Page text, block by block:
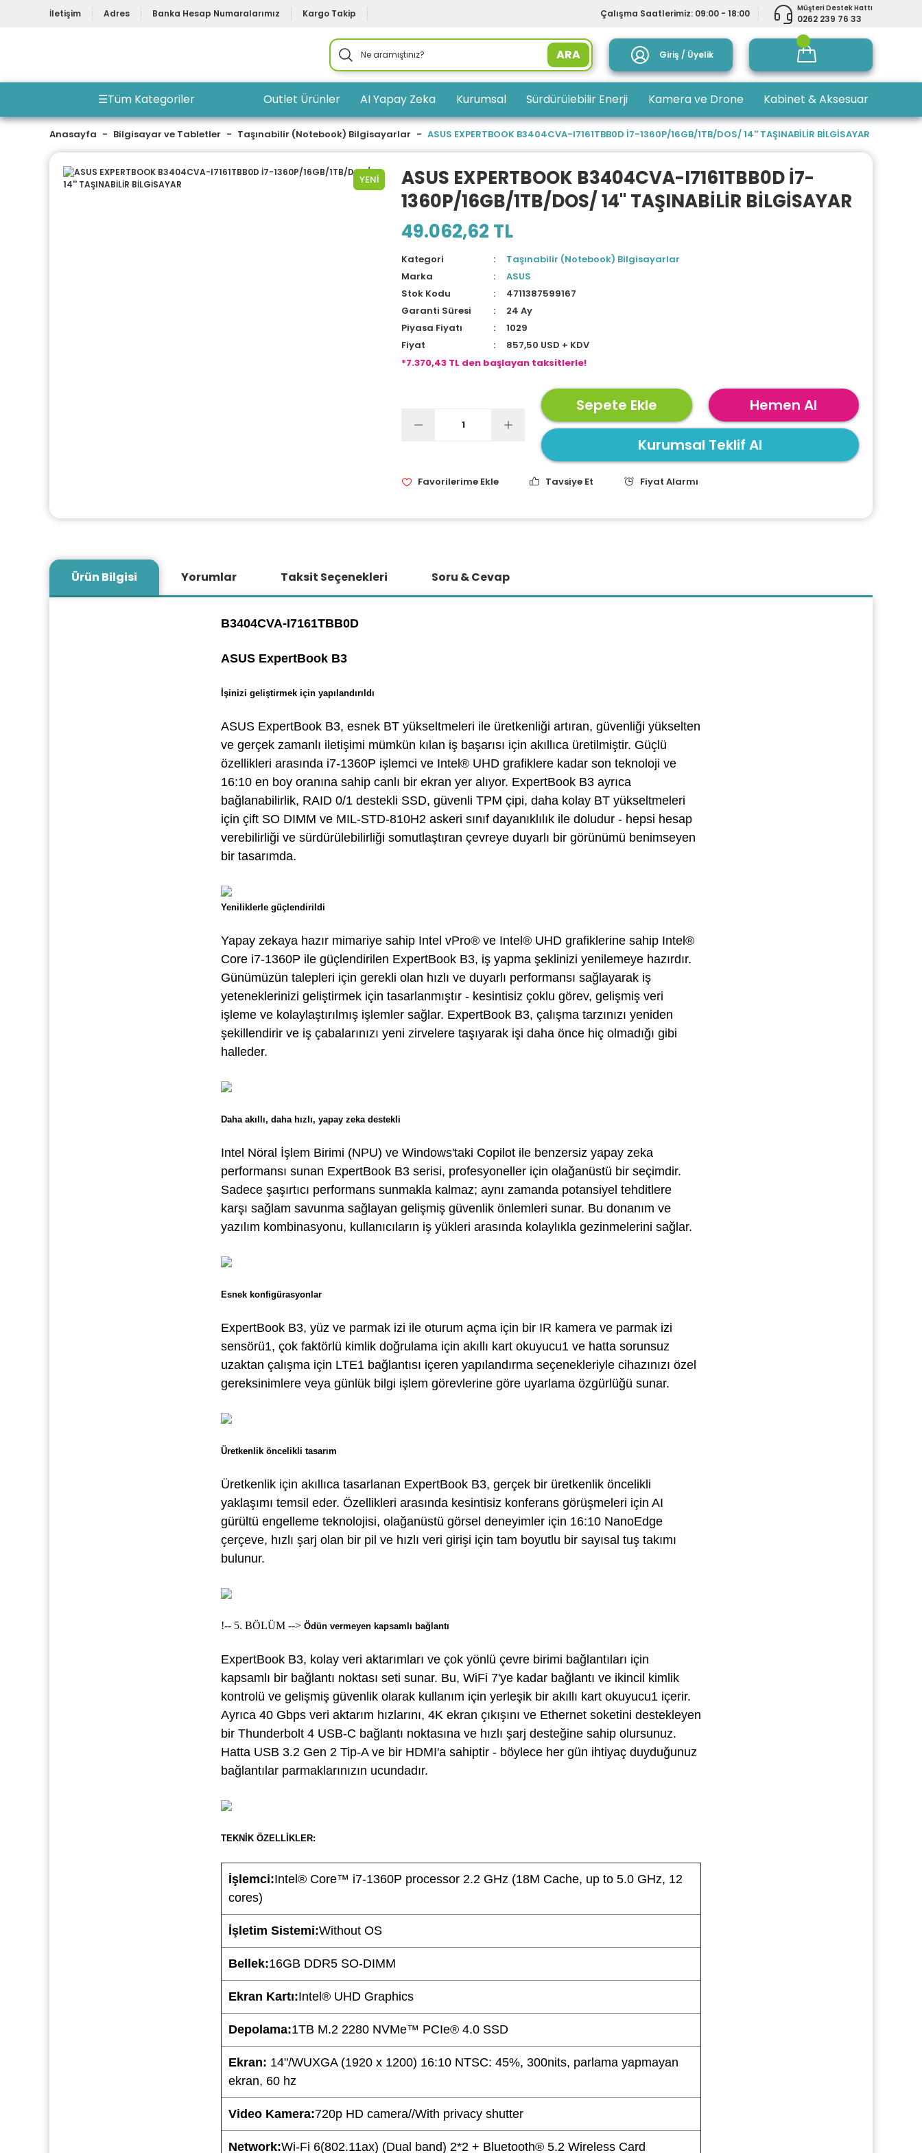
İletişim Adres Banka Hesap Numaralarımız Kargo Takip Çalışma Saatlerimiz: 09:00 - 18:00 Müşteri Destek Hattı
0262 239 76 33
ARA Giriş / Üyelik
☰Tüm Kategoriler Outlet Ürünler AI Yapay Zeka Kurumsal Sürdürülebilir Enerji Kamera ve Drone Kabinet & Aksesuar
Anasayfa Bilgisayar ve Tabletler Taşınabilir (Notebook) Bilgisayarlar ASUS EXPERTBOOK B3404CVA-I7161TBB0D İ7-1360P/16GB/1TB/DOS/ 14'' TAŞINABİLİR BİLGİSAYAR
YENİ
ASUS EXPERTBOOK B3404CVA-I7161TBB0D İ7-
1360P/16GB/1TB/DOS/ 14'' TAŞINABİLİR BİLGİSAYAR
49.062,62 TL
Kategori
Taşınabilir (Notebook) Bilgisayarlar
Marka
ASUS
Stok Kodu
4711387599167
Garanti Süresi
24 Ay
Piyasa Fiyatı
1029
Fiyat
857,50 USD + KDV
*7.370,43 TL den başlayan taksitlerle!
Sepete Ekle Hemen Al
Kurumsal Teklif Al
Tavsiye Et Fiyat Alarmı
Ürün Bilgisi Yorumlar Taksit Seçenekleri Soru & Cevap
B3404CVA-I7161TBB0D
ASUS ExpertBook B3
İşinizi geliştirmek için yapılandırıldı
ASUS ExpertBook B3, esnek BT yükseltmeleri ile üretkenliği artıran, güvenliği yükselten
ve gerçek zamanlı iletişimi mümkün kılan iş başarısı için akıllıca üretilmiştir. Güçlü
özellikleri arasında i7-1360P işlemci ve Intel® UHD grafiklere kadar son teknoloji ve
16:10 en boy oranına sahip canlı bir ekran yer alıyor. ExpertBook B3 ayrıca
bağlanabilirlik, RAID 0/1 destekli SSD, güvenli TPM çipi, daha kolay BT yükseltmeleri
için çift SO DIMM ve MIL-STD-810H2 askeri sınıf dayanıklılık ile doludur - hepsi hesap
verebilirliği ve sürdürülebilirliği somutlaştıran çevreye duyarlı bir görünümü benimseyen
bir tasarımda.
Yeniliklerle güçlendirildi
Yapay zekaya hazır mimariye sahip Intel vPro® ve Intel® UHD grafiklerine sahip Intel®
Core i7-1360P ile güçlendirilen ExpertBook B3, iş yapma şeklinizi yenilemeye hazırdır.
Günümüzün talepleri için gerekli olan hızlı ve duyarlı performansı sağlayarak iş
yeteneklerinizi geliştirmek için tasarlanmıştır - kesintisiz çoklu görev, gelişmiş veri
işleme ve kolaylaştırılmış işlemler sağlar. ExpertBook B3, çalışma tarzınızı yeniden
şekillendirir ve iş çabalarınızı yeni zirvelere taşıyarak işi daha önce hiç olmadığı gibi
halleder.
Daha akıllı, daha hızlı, yapay zeka destekli
Intel Nöral İşlem Birimi (NPU) ve Windows'taki Copilot ile benzersiz yapay zeka
performansı sunan ExpertBook B3 serisi, profesyoneller için olağanüstü bir seçimdir.
Sadece şaşırtıcı performans sunmakla kalmaz; aynı zamanda potansiyel tehditlere
karşı sağlam savunma sağlayan gelişmiş güvenlik önlemleri sunar. Bu donanım ve
yazılım kombinasyonu, kullanıcıların iş yükleri arasında kolaylıkla gezinmelerini sağlar.
Esnek konfigürasyonlar
ExpertBook B3, yüz ve parmak izi ile oturum açma için bir IR kamera ve parmak izi
sensörü1, çok faktörlü kimlik doğrulama için akıllı kart okuyucu1 ve hatta sorunsuz
uzaktan çalışma için LTE1 bağlantısı içeren yapılandırma seçenekleriyle cihazınızı özel
gereksinimlere veya günlük bilgi işlem görevlerine göre uyarlama özgürlüğü sunar.
Üretkenlik öncelikli tasarım
Üretkenlik için akıllıca tasarlanan ExpertBook B3, gerçek bir üretkenlik öncelikli
yaklaşımı temsil eder. Özellikleri arasında kesintisiz konferans görüşmeleri için AI
gürültü engelleme teknolojisi, olağanüstü görsel deneyimler için 16:10 NanoEdge
çerçeve, hızlı şarj olan bir pil ve hızlı veri girişi için tam boyutlu bir sayısal tuş takımı
bulunur.
!-- 5. BÖLÜM --> Ödün vermeyen kapsamlı bağlantı
ExpertBook B3, kolay veri aktarımları ve çok yönlü çevre birimi bağlantıları için
kapsamlı bir bağlantı noktası seti sunar. Bu, WiFi 7'ye kadar bağlantı ve ikincil kimlik
kontrolü ve gelişmiş güvenlik olarak kullanım için yerleşik bir akıllı kart okuyucu1 içerir.
Ayrıca 40 Gbps veri aktarım hızlarını, 4K ekran çıkışını ve Ethernet soketini destekleyen
bir Thunderbolt 4 USB-C bağlantı noktasına ve hızlı şarj desteğine sahip olursunuz.
Hatta USB 3.2 Gen 2 Tip-A ve bir HDMI'a sahiptir - böylece her gün ihtiyaç duyduğunuz
bağlantılar parmaklarınızın ucundadır.
TEKNİK ÖZELLİKLER:
İşlemci:Intel® Core™ i7-1360P processor 2.2 GHz (18M Cache, up to 5.0 GHz, 12
cores)
İşletim Sistemi:Without OS
Bellek:16GB DDR5 SO-DIMM
Ekran Kartı:Intel® UHD Graphics
Depolama:1TB M.2 2280 NVMe™ PCIe® 4.0 SSD
Ekran: 14"/WUXGA (1920 x 1200) 16:10 NTSC: 45%, 300nits, parlama yapmayan
ekran, 60 hz
Video Kamera:720p HD camera//With privacy shutter
Network:Wi-Fi 6(802.11ax) (Dual band) 2*2 + Bluetooth® 5.2 Wireless Card